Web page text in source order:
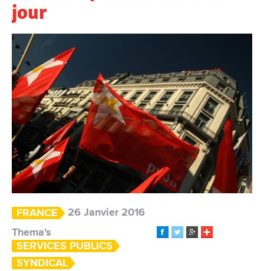
jour
FRANCE
26 Janvier 2016
Thema's
SERVICES PUBLICS
SYNDICAL